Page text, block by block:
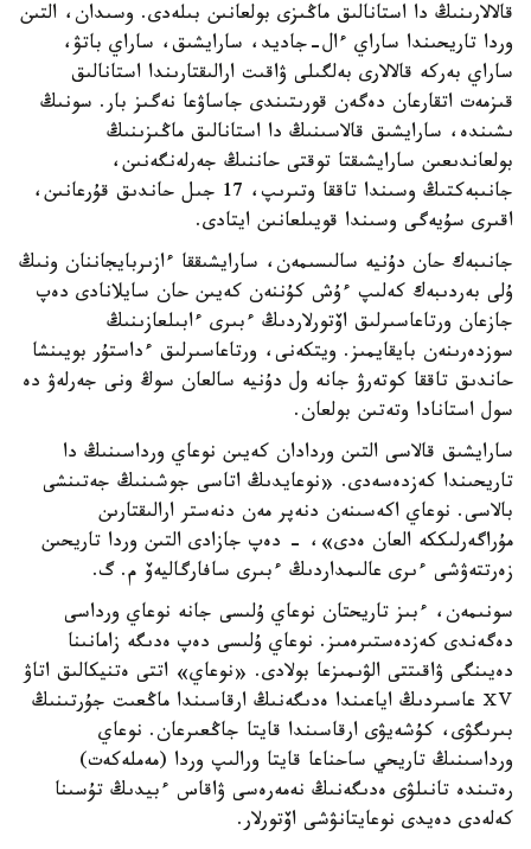
قالالارىنىڭ دا استانالىق ماڭىزى بولعانىن بىلەدى. وسىدان، التىن
وردا تاريحىندا ساراي ءال-جاديد، سارايشىق، ساراي باتۋ،
ساراي بەركە قالالارى بەلگىلى ۋاقىت ارالىقتارىندا استانالىق
قىزمەت اتقارعان دەگەن قورىتىندى جاساۋعا نەگىز بار. سونىڭ
ىشىندە، سارايشىق قالاسىنىڭ دا استانالىق ماڭىزىنىڭ
بولعاندىعىن سارايشىقتا توقتى حاننىڭ جەرلەنگەنىن،
جانىبەكتىڭ وسىندا تاققا وتىرىپ، 17 جىل حاندىق قۇرعانىن،
اقىرى سۇيەگى وسىندا قويىلعانىن ايتادى.
جانىبەك حان دۇنيە سالىسىمەن، سارايشىققا ءازىربايجاننان ونىڭ
ۇلى بەردىبەك كەلىپ ءۇش كۇننەن كەيىن حان سايلانادى دەپ
جازعان ورتاعاسىرلىق اۆتورلاردىڭ ءبىرى ءابىلعازىنىڭ
سوزدەرىنەن بايقايمىز. ويتكەنى، ورتاعاسىرلىق ءداستۇر بويىنشا
حاندىق تاققا كوتەرۋ جانە ول دۇنيە سالعان سوڭ ونى جەرلەۋ دە
سول استانادا وتەتىن بولعان.
سارايشىق قالاسى التىن وردادان كەيىن نوعاي ورداسىنىڭ دا
تاريحىندا كەزدەسەدى. «نوعايدىڭ اتاسى جوشىنىڭ جەتىنشى
بالاسى. نوعاي اكەسىنەن دنەپر مەن دنەستر ارالىقتارىن
مۇراگەرلىككە العان ەدى»، - دەپ جازادى التىن وردا تاريحىن
زەرتتەۋشى ءىرى عالىمداردىڭ ءبىرى سافارگاليەۆ م. گ.
سونىمەن، ءبىز تاريحتان نوعاي ۇلىسى جانە نوعاي ورداسى
دەگەندى كەزدەستىرەمىز. نوعاي ۇلىسى دەپ ەدىگە زامانىنا
دەيىنگى ۋاقىتتى الۋىمىزعا بولادى. «نوعاي» اتتى ەتنيكالىق اتاۋ
ⅩⅤ عاسىردىڭ اياعىندا ەدىگەنىڭ ارقاسىندا ماڭعىت جۇرتىنىڭ
بىرىگۋى، كۇشەيۋى ارقاسىندا قايتا جاڭعىرعان. نوعاي
ورداسىنىڭ تاريحي ساحناعا قايتا ورالىپ وردا (مەملەكەت)
رەتىندە تانىلۋى ەدىگەنىڭ نەمەرەسى ۋاقاس ءبيدىڭ تۇسىنا
كەلەدى دەيدى نوعايتانۋشى اۆتورلار.